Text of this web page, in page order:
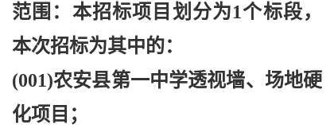
范围：本招标项目划分为1个标段，
本次招标为其中的：
(001)农安县第一中学透视墙、场地硬
化项目；